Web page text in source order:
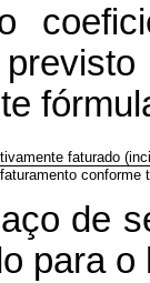
faturado
conforme
de
para